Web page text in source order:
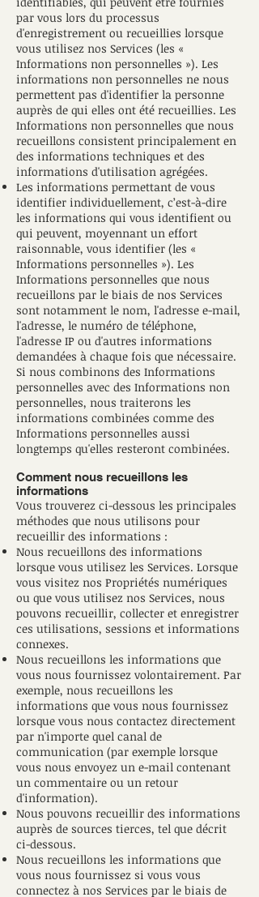
par vous lors du processus
d'enregistrement ou recueillies lorsque
vous utilisez nos Services (les «
Informations non personnelles »). Les
informations non personnelles ne nous
permettent pas d'identifier la personne
auprès de qui elles ont été recueillies. Les
Informations non personnelles que nous
recueillons consistent principalement en
des informations techniques et des
informations d'utilisation agrégées.
Les informations permettant de vous
identifier individuellement, c’est-à-dire
les informations qui vous identifient ou
qui peuvent, moyennant un effort
raisonnable, vous identifier (les «
Informations personnelles »). Les
Informations personnelles que nous
recueillons par le biais de nos Services
sont notamment le nom, l'adresse e-mail,
l'adresse, le numéro de téléphone,
l'adresse IP ou d'autres informations
demandées à chaque fois que nécessaire.
Si nous combinons des Informations
personnelles avec des Informations non
personnelles, nous traiterons les
informations combinées comme des
Informations personnelles aussi
longtemps qu'elles resteront combinées.
Comment nous recueillons les
informations
Vous trouverez ci-dessous les principales
méthodes que nous utilisons pour
recueillir des informations :
Nous recueillons des informations
lorsque vous utilisez les Services. Lorsque
vous visitez nos Propriétés numériques
ou que vous utilisez nos Services, nous
pouvons recueillir, collecter et enregistrer
ces utilisations, sessions et informations
connexes.
Nous recueillons les informations que
vous nous fournissez volontairement. Par
exemple, nous recueillons les
informations que vous nous fournissez
lorsque vous nous contactez directement
par n'importe quel canal de
communication (par exemple lorsque
vous nous envoyez un e-mail contenant
un commentaire ou un retour
d'information).
Nous pouvons recueillir des informations
auprès de sources tierces, tel que décrit
ci-dessous.
Nous recueillons les informations que
vous nous fournissez si vous vous
connectez à nos Services par le biais de